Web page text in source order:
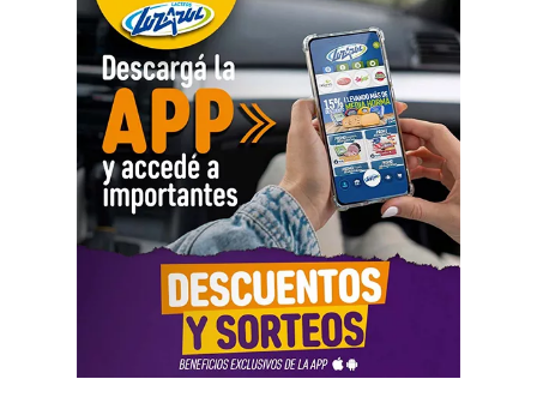
Como parte de la agenda oficial, la comitiva provincial
mantiene reuniones con organismos internacionales y
agencias de Estados Unidos para fortalecer vínculos que
permitan impulsar inversiones y acceder a nuevas
herramientas de financiamiento para el crecimiento de
Río Negro.
La agenda de trabajo comenzó con un encuentro en la
Embajada Argentina en Estados Unidos, donde la
comitiva se reunió con el equipo de consejeros que
acompaña la organización de las reuniones previstas con
organismos internacionales y entidades financieras. El